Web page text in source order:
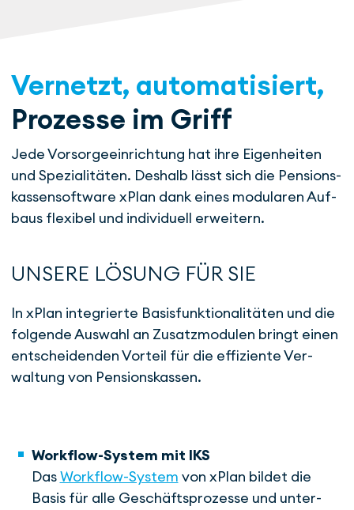
Vernetzt, auto­matisiert,
Pro­­zesse im Griff
Jede Vor­sorge­einrich­tung hat ihre Eigen­hei­ten
und Spe­ziali­tä­ten. Des­halb lässt sich die Pen­sions­
kas­sen­­soft­­ware xPlan dank eines modu­laren Auf­
baus flexibel und indi­vi­duell er­wei­tern.
UNSERE LÖSUNG FÜR SIE
In xPlan integrierte Basis­funk­tionali­täten und die
fol­­gende Aus­­wahl an Zusatz­mo­du­len bringt einen
ent­schei­den­den Vorteil für die effiziente Ver­­
waltung von Pensions­kassen.
Workflow-System mit IKS
DasWorkflow-System von xPlan bil­det die
Basis für alle Ge­schäfts­pro­zesse und unter­